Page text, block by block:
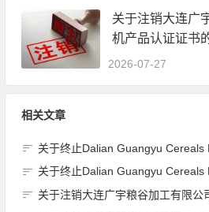
关于注销大连广
机产品认证证书
2026-07-27
相关文章
关于终止Dalian Guangyu Cereals Processing Co., Ltd.(大连广宇粮
关于终止Dalian Guangyu Cereals Processing Co., Ltd.(大连广宇粮
关于注销大连广宇粮谷加工有限公司